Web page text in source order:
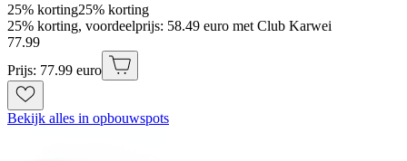
25% korting25% korting
25% korting, voordeelprijs: 58.49 euro met Club Karwei
77.99
Prijs: 77.99 euro
Bekijk alles in opbouwspots